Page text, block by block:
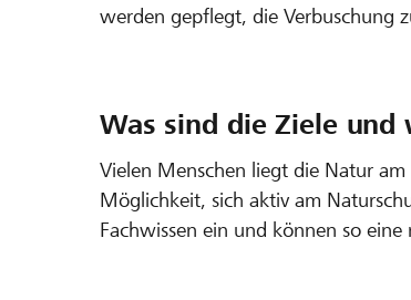
werden gepflegt, die Verbuschung
Was sind die Ziele und
Vielen Menschen liegt die Natur
Möglichkeit, sich aktiv am
Fachwissen ein und können so